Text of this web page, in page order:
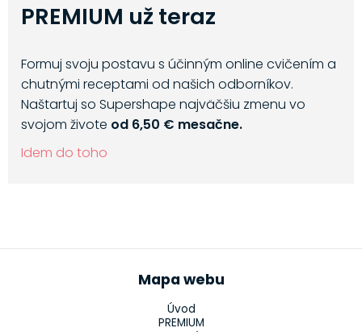
PREMIUM už teraz
Formuj svoju postavu s účinným online cvičením a
chutnými receptami od našich odborníkov.
Naštartuj so Supershape najväčšiu zmenu vo
svojom živote od 6,50 € mesačne.
Idem do toho
Mapa webu
Úvod
PREMIUM